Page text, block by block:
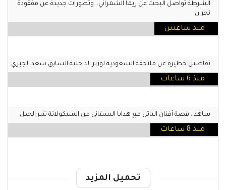
الشرطة تواصل البحث عن ريما الشمراني.. وتطورات جديدة عن مفقودة
نجران
منذ ساعتين
تفاصيل خطيرة عن ملاحقة السعودية لوزير الداخلية السابق سعد الجبري
منذ 6 ساعات
شاهد.. قصة أفنان الباتل مع هدايا البستاني من الشيكولاتة تثير الجدل
منذ 8 ساعات
تحميل المزيد